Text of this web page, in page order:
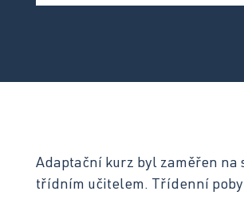
Adaptační kurz byl zaměřen na
třídním učitelem. Třídenní